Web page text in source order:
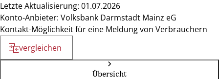
Letzte Aktualisierung: 01.07.2026
Konto-Anbieter: Volksbank Darmstadt Mainz eG
Kontakt-Möglichkeit für eine Meldung von Verbrauchern
vergleichen
Übersicht